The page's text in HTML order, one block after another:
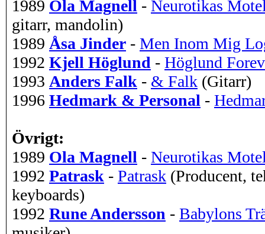
1989 Ola Magnell - Neurotikas
gitarr, mandolin)
1989 Åsa Jinder - Men Inom Mig
1992 Kjell Höglund - Höglund
1993 Anders Falk - & Falk (Gitarr)
1996 Hedmark & Personal -
Övrigt:
1989 Ola Magnell - Neurotikas
1992 Patrask - Patrask (Producent,
keyboards)
1992 Rune Andersson - Babylons